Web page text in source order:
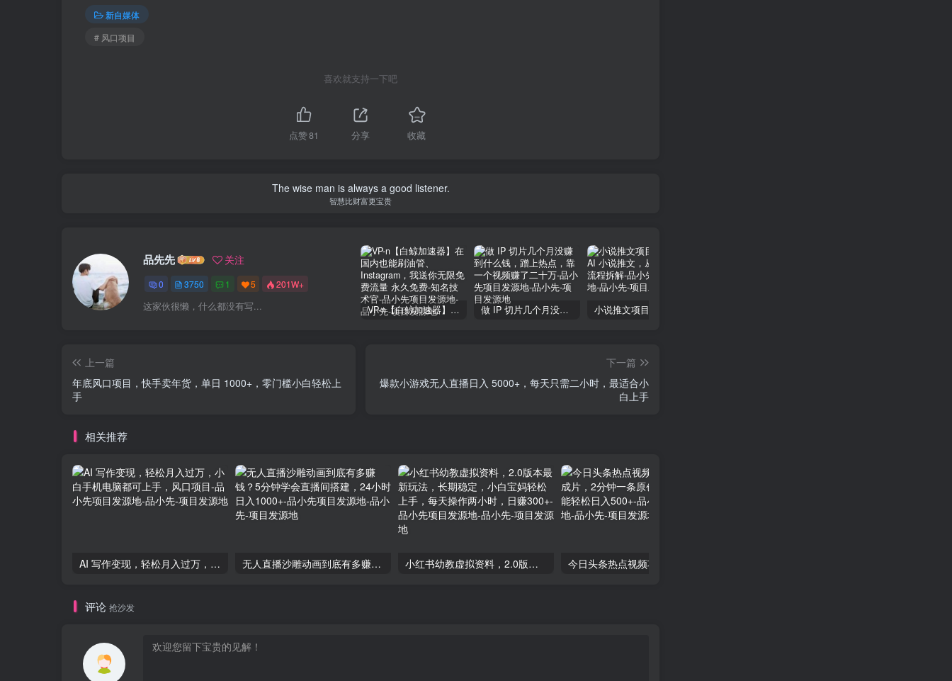
新自媒体
# 风口项目
喜欢就支持一下吧
点赞81 分享 收藏
The wise man is always a good listener.
智慧比财富更宝贵
品先先 关注
0 3750 1 5 201W+
这家伙很懒，什么都没有写... VP-n【白鲸加速器】在国内也能刷油管、Instagram，我送你无限免费流量 永久免费-知名技术官-品小先项目发源地 做 IP 切片几个月没赚到什么钱，蹭上热点，靠一个视频赚了二十万-品小先项目发源地
上一篇
年底风口项目，快手卖年货，单日 1000+，零门槛小白轻松上
手
下一篇
爆款小游戏无人直播日入 5000+，每天只需二小时，最适合小
白上手
相关推荐
AI 写作变现，轻松月入过万，小白手机电脑都可上手，风口项目-品小先项目发源地 无人直播沙雕动画到底有多赚钱？5分钟学会直播间搭建，24小时日入1000+-品小先项目发源地 小红书幼教虚拟资料，2.0版本最新玩法，长期稳定，小白宝妈轻松上手，每天操作两小时，日赚300+-品小先项目发源地
评论 抢沙发